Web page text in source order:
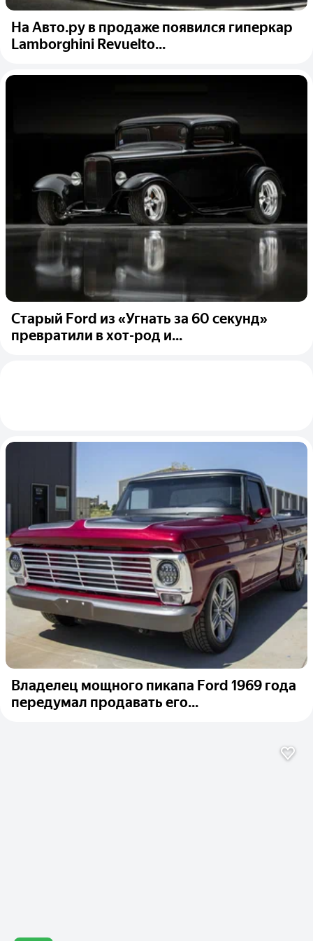
На Авто.ру в продаже появился гиперкар
Lamborghini Revuelto...
Старый Ford из «Угнать за 60 секунд»
превратили в хот-род и...
Владелец мощного пикапа Ford 1969 года
передумал продавать его...